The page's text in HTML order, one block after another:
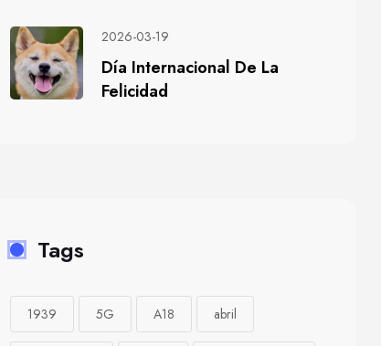
2026-03-19
Día Internacional De La
Felicidad
Tags
1939 5G A18 abril